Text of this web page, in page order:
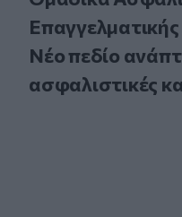
Νέο πεδίο
ασφαλιστικές